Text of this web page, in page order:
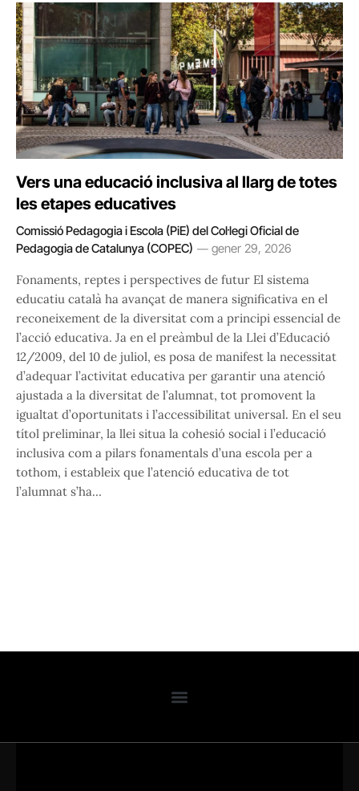
Vers una educació inclusiva al llarg de totes
les etapes educatives
Comissió Pedagogia i Escola (PiE) del Col·legi Oficial de
Pedagogia de Catalunya (COPEC)
gener 29, 2026
Fonaments, reptes i perspectives de futur El sistema
educatiu català ha avançat de manera significativa en el
reconeixement de la diversitat com a principi essencial de
l’acció educativa. Ja en el preàmbul de la Llei d’Educació
12/2009, del 10 de juliol, es posa de manifest la necessitat
d’adequar l’activitat educativa per garantir una atenció
ajustada a la diversitat de l’alumnat, tot promovent la
igualtat d’oportunitats i l’accessibilitat universal. En el seu
títol preliminar, la llei situa la cohesió social i l’educació
inclusiva com a pilars fonamentals d’una escola per a
tothom, i estableix que l’atenció educativa de tot
l’alumnat s’ha…